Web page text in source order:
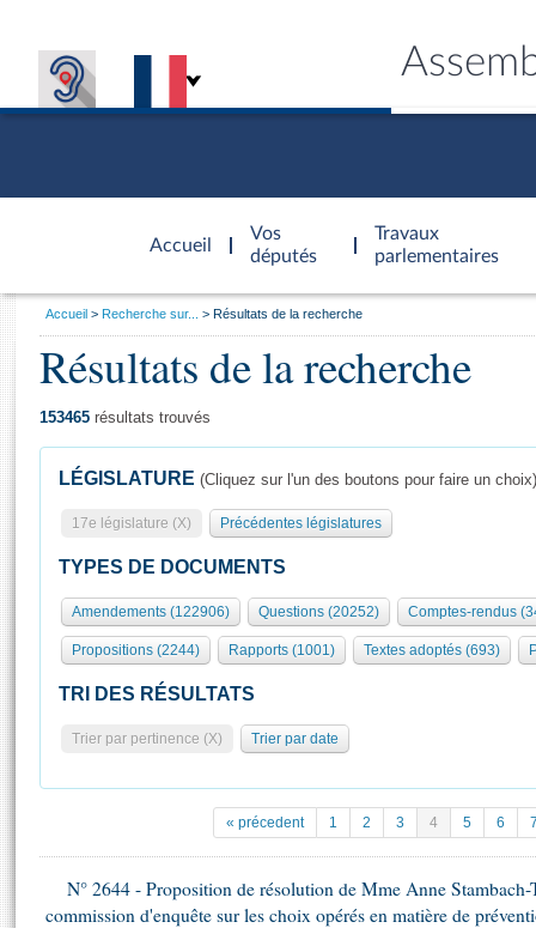
Accueil
d'accueil
Vos
députés
Travaux
parlementaires
Présidence
577 députés
Groupes politiques
Séance publique
Commissions et autres organes
Europe et International
Pétitions
Projets de loi
Propositions de loi
Général
Rôle et pouvoirs de l'Assemblée
Organisation de l'Assemblée
Présidence Conférence des Présidents Bureau Collège des
Statistiques et chiffres clés
Documents de référence
( Constitution | Règlement de l'Assemblée ... )
Visiter l'Assemblée
Visite virtuelle du palais Bourbon
Assister à une séance
Contacts et plan d'accès
Vous
Accueil Recherche sur... Résultats de la recherche
Résultats de la recherche
153465 résultats trouvés
LÉGISLATURE (Cliquez sur l'un des boutons pour faire un choix)
17e législature (X) Précédentes législatures
TYPES DE DOCUMENTS
Amendements (122906) Questions (20252) Comptes-rendus
Propositions (2244) Rapports (1001) Textes adoptés (693)
TRI DES RÉSULTATS
Trier par pertinence (X) Trier par date
« précedent 1 2 3 4 5 6
N° 2644 - Proposition de résolution de Mme Anne
commission d'enquête sur les choix opérés en matière de